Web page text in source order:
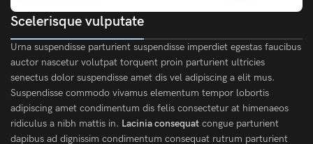
Scelerisque vulputate
Urna suspendisse parturient suspendisse imperdiet egestas faucibus
auctor nascetur volutpat torquent proin parturient ultricies
senectus dolor suspendisse amet dis vel adipiscing a elit mus.
Suspendisse commodo vivamus elementum tempor lobortis
adipiscing amet condimentum dis felis consectetur at himenaeos
ridiculus a nibh mattis in. Lacinia consequat congue parturient
dapibus ad dignissim condimentum consequat rutrum parturient